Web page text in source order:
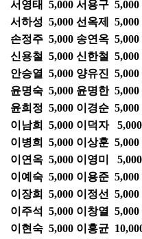
서영태 5,000 서용구
서하성 5,000 선옥제
손정주 5,000 송연옥
신용철 5,000 신한철
안승열 5,000 양유진
윤명숙 5,000 윤명한
윤희정 5,000 이경순
이남희 5,000 이덕자
이병희 5,000 이상훈
이연옥 5,000 이영미
이예숙 5,000 이용준
이장희 5,000 이정선
이주석 5,000 이창열
이현숙 5,000 이홍균